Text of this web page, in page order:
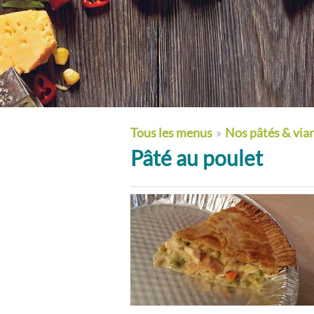
Tous les menus » Nos pâtés &
Pâté au poulet